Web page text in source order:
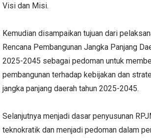
Visi dan Misi.
Kemudian disampaikan tujuan dari
Rencana Pembangunan Jangka Panjang
2025-2045 sebagai pedoman untuk
pembangunan terhadap kebijakan dan
jangka panjang daerah tahun 2025-2045.
Selanjutnya menjadi dasar penyusunan
teknokratik dan menjadi pedoman dalam